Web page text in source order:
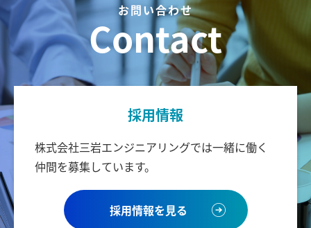
お問い合わせ
Contact
採用情報
株式会社三岩エンジニアリングでは一緒に働く
仲間を募集しています。
採用情報を見る